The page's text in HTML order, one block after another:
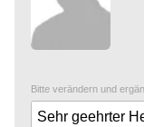
Bitte verändern und